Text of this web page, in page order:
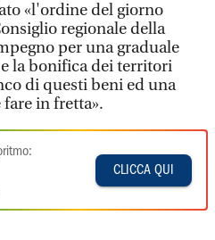
«l'ordine del giorno
regionale della
per una graduale
la bonifica dei territori
di questi beni ed una
fare in fretta».
CLICCA QUI